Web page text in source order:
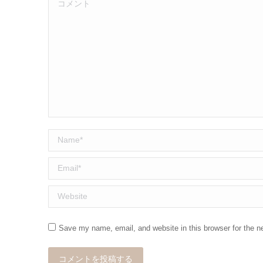
Name *
Email *
Website
Save my name, email, and website in this browser for the
コメントを投稿する